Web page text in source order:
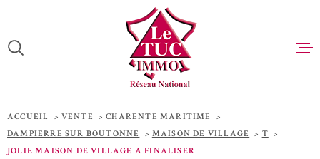
recherche
menu
principal
contenu
ACCUEIL
ACCUEIL VENTE
CHARENTE MARITIME
DAMPIERRE SUR BOUTONNE
MAISON DE VILLAGE
T
JOLIE MAISON DE VILLAGE A FINALISER
VOTRE
RECHERCHE
D'OFFRE
VENTE